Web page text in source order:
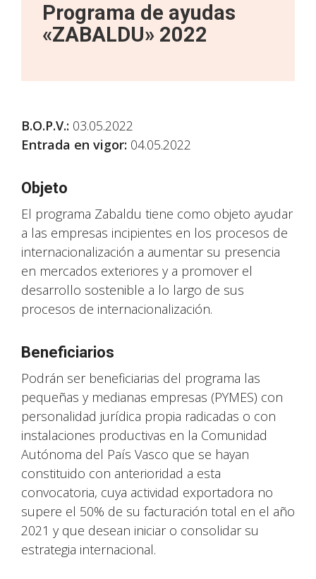
Programa de ayudas
«ZABALDU» 2022
B.O.P.V.: 03.05.2022
Entrada en vigor: 04.05.2022
Objeto
El programa Zabaldu tiene como objeto ayudar
a las empresas incipientes en los procesos de
internacionalización a aumentar su presencia
en mercados exteriores y a promover el
desarrollo sostenible a lo largo de sus
procesos de internacionalización.
Beneficiarios
Podrán ser beneficiarias del programa las
pequeñas y medianas empresas (PYMES) con
personalidad jurídica propia radicadas o con
instalaciones productivas en la Comunidad
Autónoma del País Vasco que se hayan
constituido con anterioridad a esta
convocatoria, cuya actividad exportadora no
supere el 50% de su facturación total en el año
2021 y que desean iniciar o consolidar su
estrategia internacional.